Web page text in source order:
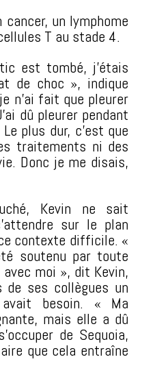
cancer, un lymphome
T au stade 4.
est tombé, j’étais
de choc », indique
n’ai fait que pleurer
dû pleurer pendant
plus dur, c’est que
traitements ni des
Donc je me disais,
Kevin ne sait
sur le plan
contexte difficile. «
soutenu par toute
moi », dit Kevin,
ses collègues un
besoin. « Ma
mais elle a dû
de Sequoia,
que cela entraîne